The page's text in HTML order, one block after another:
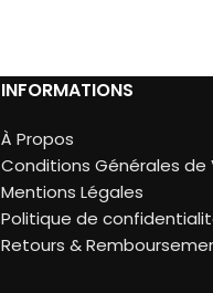
INFORMATIONS
À Propos
Conditions Générales de
Mentions Légales
Politique de
Retours &